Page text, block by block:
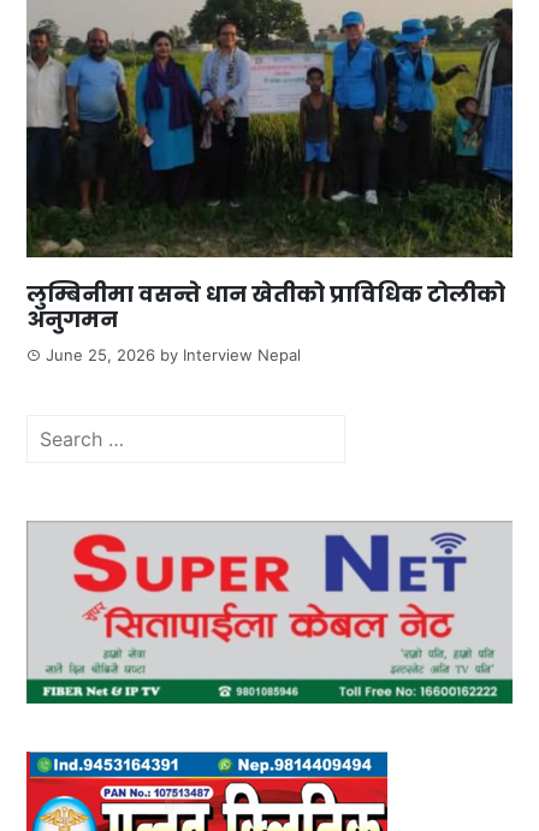
लुम्बिनीमा वसन्ते धान खेतीको प्राविधिक टोलीको
अनुगमन
June 25, 2026 by Interview Nepal
Search